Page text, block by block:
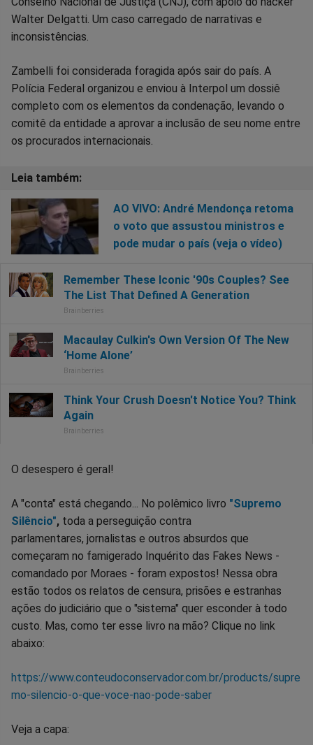
Walter Delgatti. Um caso carregado de narrativas e
inconsistências.
Zambelli foi considerada foragida após sair do país. A
Polícia Federal organizou e enviou à Interpol um dossiê
completo com os elementos da condenação, levando o
comitê da entidade a aprovar a inclusão de seu nome entre
os procurados internacionais.
AO VIVO: André Mendonça retoma
o voto que assustou ministros e
pode mudar o país (veja o vídeo)
O desespero é geral!
A "conta" está chegando... No polêmico livro "Supremo
Silêncio", toda a perseguição contra
parlamentares, jornalistas e outros absurdos que
começaram no famigerado Inquérito das Fakes News -
comandado por Moraes - foram expostos! Nessa obra
estão todos os relatos de censura, prisões e estranhas
ações do judiciário que o "sistema" quer esconder à todo
custo. Mas, como ter esse livro na mão? Clique no link
abaixo:
https://www.conteudoconservador.com.br/products/supre
mo-silencio-o-que-voce-nao-pode-saber
Veja a capa: